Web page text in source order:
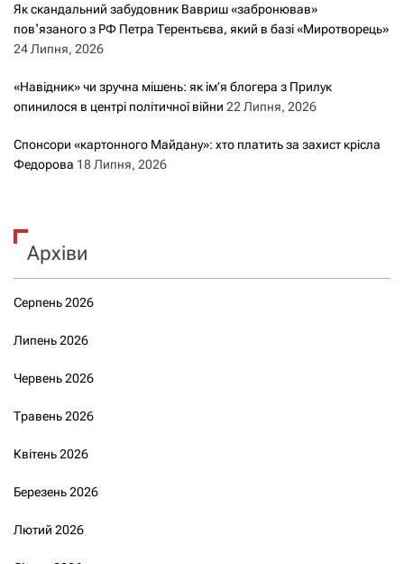
Як скандальний забудовник Вавриш «забронював»
повʼязаного з РФ Петра Терентьєва, який в базі «Миротворець»
24 Липня, 2026
«Навідник» чи зручна мішень: як ім’я блогера з Прилук
опинилося в центрі політичної війни 22 Липня, 2026
Спонсори «картонного Майдану»: хто платить за захист крісла
Федорова 18 Липня, 2026
Архіви
Серпень 2026
Липень 2026
Червень 2026
Травень 2026
Квітень 2026
Березень 2026
Лютий 2026